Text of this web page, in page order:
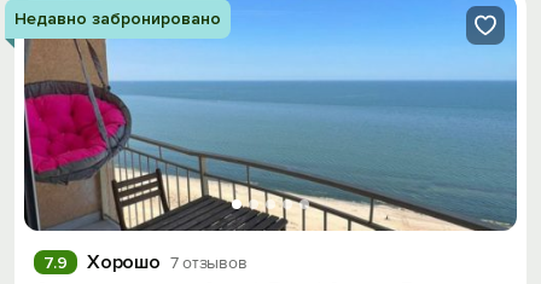
Недавно забронировано
Хорошо 7 отзывов
7.9